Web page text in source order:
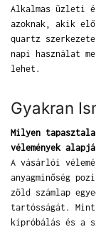
Alkalmas üzleti
azoknak, akik
quartz
napi használat
lehet.
Gyakran
Milyen
vélemények
A vásárlói
anyagminőség
zöld számlap
tartósságát.
kipróbálás és a